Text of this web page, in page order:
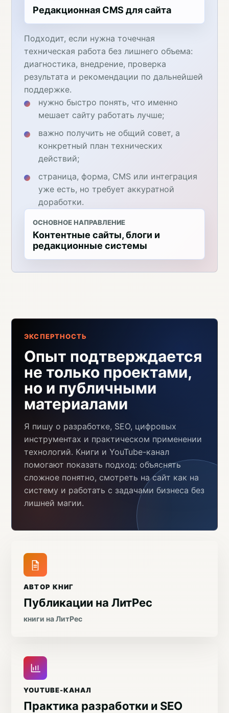
Редакционная CMS для сайта
Подходит, если нужна точечная
техническая работа без лишнего объема:
диагностика, внедрение, проверка
результата и рекомендации по дальнейшей
поддержке.
нужно быстро понять, что именно
мешает сайту работать лучше;
важно получить не общий совет, а
конкретный план технических
действий;
страница, форма, CMS или интеграция
уже есть, но требует аккуратной
доработки.
ОСНОВНОЕ НАПРАВЛЕНИЕ
Контентные сайты, блоги и
редакционные системы
ЭКСПЕРТНОСТЬ
Опыт подтверждается
не только проектами,
но и публичными
материалами
Я пишу о разработке, SEO, цифровых
инструментах и практическом применении
технологий. Книги и YouTube-канал
помогают показать подход: объяснять
сложное понятно, смотреть на сайт как на
систему и работать с задачами бизнеса без
лишней магии.
АВТОР КНИГ
Публикации на ЛитРес
книги на ЛитРес
YOUTUBE-КАНАЛ
Практика разработки и SEO